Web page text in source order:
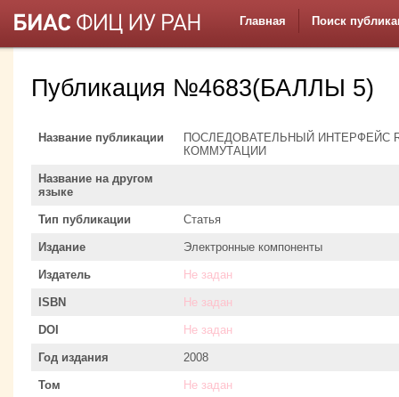
Главная Поиск
Публикация №4683(БАЛЛЫ 5)
Название публикации
ПОСЛЕДОВАТЕЛЬНЫЙ ИНТЕРФЕЙС
КОММУТАЦИИ
Название на другом
языке
Тип публикации Статья
Издание Электронные компоненты
Издатель Не задан
ISBN Не задан
DOI Не задан
Год издания 2008
Том Не задан